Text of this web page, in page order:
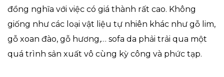
đồng nghĩa với việc có giá thành rất cao. Không
giống như các loại vật liệu tự nhiên khác như gỗ lim,
gỗ xoan đào, gỗ hương,… sofa da phải trải qua một
quá trình sản xuất vô cùng kỳ công và phức tạp.